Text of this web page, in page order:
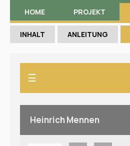
HOME PROJEKT
INHALT ANLEITUNG